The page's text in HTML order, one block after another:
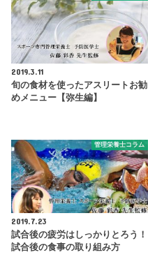
2019.3.11
旬の食材を使ったアスリートお勧
めメニュー【弥生編】
管理栄養士コラム
2019.7.23
試合後の疲労はしっかりとろう！
試合後の食事の取り組み方